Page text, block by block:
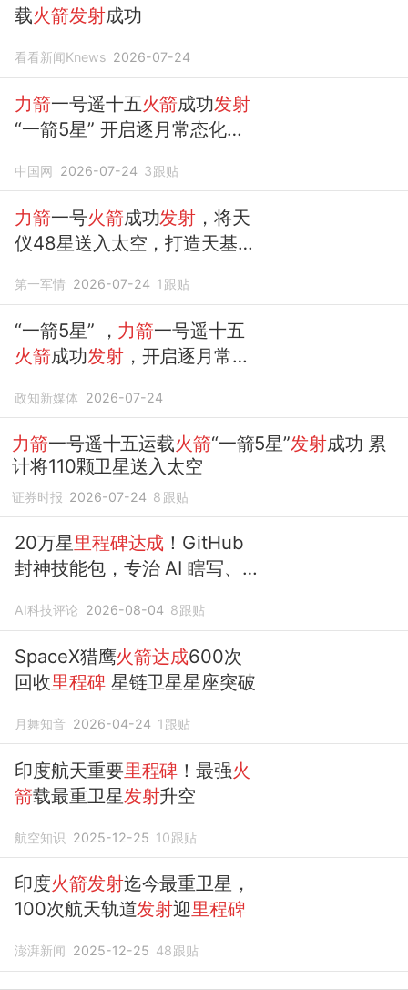
载火箭发射成功
看看新闻Knews 2026-07-24
力箭一号遥十五火箭成功发射
“一箭5星” 开启逐月常态化发
中国网 2026-07-24 3跟贴
力箭一号火箭成功发射 ，将天
仪48星送入太空，打造天基计
第一军情 2026-07-24 1 跟贴
“一箭5星” ， 力箭一号遥十五
火箭成功发射，开启逐月常态
政知新媒体 2026-07-24
力箭一号遥十五运载火箭“一箭5星”发射成功 累
计将110颗卫星送入太空
证券时报 2026-07-24 8 跟贴
20万星里程碑达成 ！GitHub
封神技能包，专治 AI 瞎写、
AI科技评论 2026-08-04 8跟贴
SpaceX猎鹰火箭达成600次
回收里程碑星链卫星星座突破
月舞知音 2026-04-24 1 跟贴
印度航天重要里程碑 ！最强火
箭载最重卫星发射升空
航空知识 2025-12-25 10跟贴
印度火箭发射迄今最重卫星，
100次航天轨道发射迎里程碑
澎湃新闻 2025-12-25 48跟贴